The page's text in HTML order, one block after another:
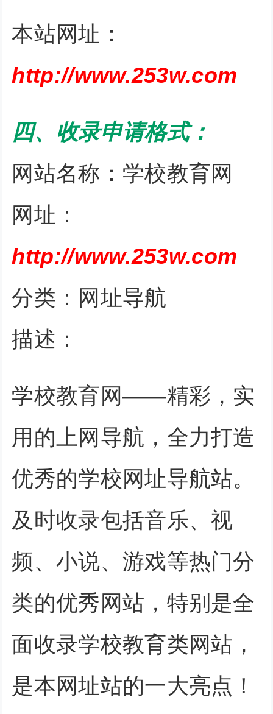
本站网址：
http://www.253w.com
四、收录申请格式：
网站名称：学校教育网
网址：
http://www.253w.com
分类：网址导航
描述：
学校教育网——精彩，实
用的上网导航，全力打造
优秀的学校网址导航站。
及时收录包括音乐、视
频、小说、游戏等热门分
类的优秀网站，特别是全
面收录学校教育类网站，
是本网址站的一大亮点！